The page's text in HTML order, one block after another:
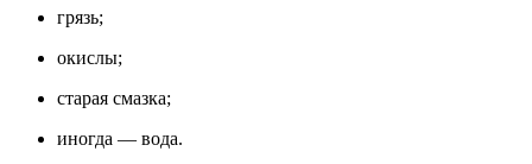
грязь;
окислы;
старая смазка;
иногда — вода.